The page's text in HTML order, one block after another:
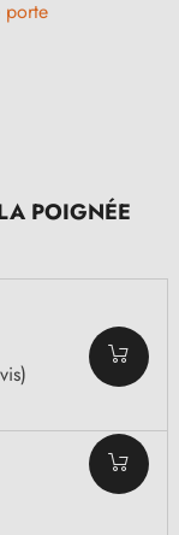
porte
POIGNÉE